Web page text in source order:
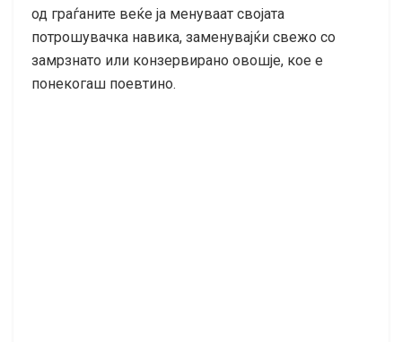
од граѓаните веќе ја менуваат својата
потрошувачка навика, заменувајќи свежо со
замрзнато или конзервирано овошје, кое е
понекогаш поевтино.